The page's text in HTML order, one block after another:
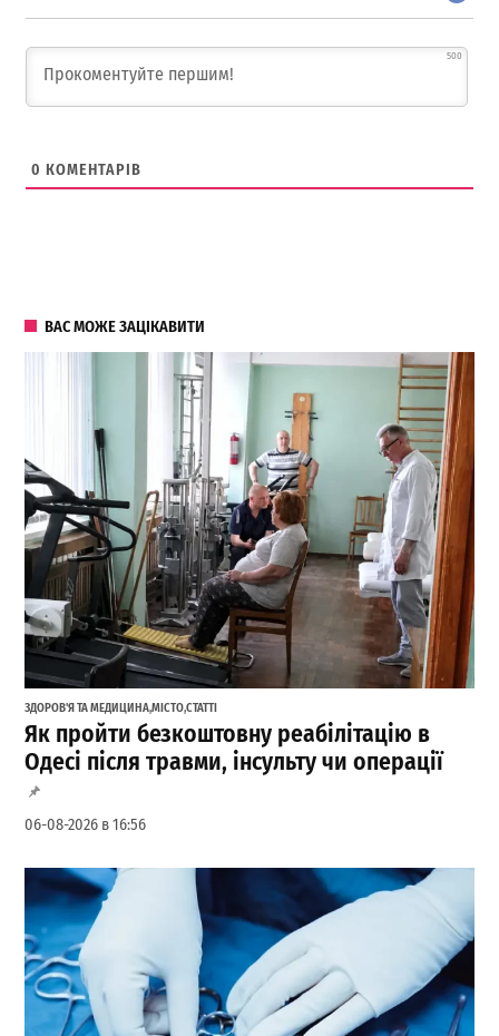
500
0 КОМЕНТАРІВ
ВАС МОЖЕ ЗАЦІКАВИТИ
ЗДОРОВ'Я ТА МЕДИЦИНА,МІСТО,СТАТТІ
Як пройти безкоштовну реабілітацію в
Одесі після травми, інсульту чи операції
06-08-2026 в 16:56